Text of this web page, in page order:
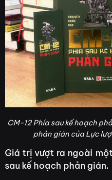
CM-12 Phía sau kế hoạch
phản gián của Lực
Giá trị vượt ra ngoài
sau kế hoạch phản gián.